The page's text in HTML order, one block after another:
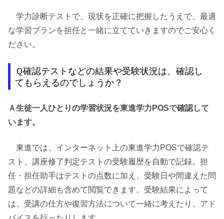
学力診断テストで、現状を正確に把握したうえで、最適
な学習プランを担任と一緒に立てていきますのでご安心く
ださい。
Ｑ確認テストなどの結果や受験状況は、確認し
てもらえるのでしょうか？
Ａ生徒一人ひとりの学習状況を東進学力POSで確認して
います。
東進では、インターネット上の東進学力POSで確認テ
スト、講座修了判定テストの受験履歴を自動で記録。担
任・担任助手はテストの点数に加え、受験日や間違えた問
題などの詳細も含めて閲覧できます。受験結果によって
は、受講の仕方や復習方法について一緒に考えたり、アド